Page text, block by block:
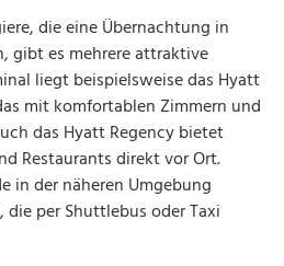
die eine Übernachtung in
gibt es mehrere attraktive
liegt beispielsweise das Hyatt
mit komfortablen Zimmern und
das Hyatt Regency bietet
Restaurants direkt vor Ort.
in der näheren Umgebung
per Shuttlebus oder Taxi